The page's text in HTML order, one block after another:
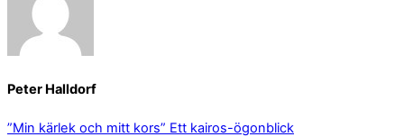
Peter Halldorf
”Min kärlek och mitt kors” Ett kairos-ögonblick